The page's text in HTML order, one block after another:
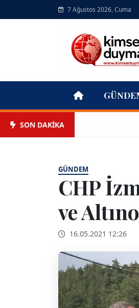
7 Ağustos 2026, Cuma
SON DAKİKA
GÜNDEM
CHP
ve
16.05.2021 12:26